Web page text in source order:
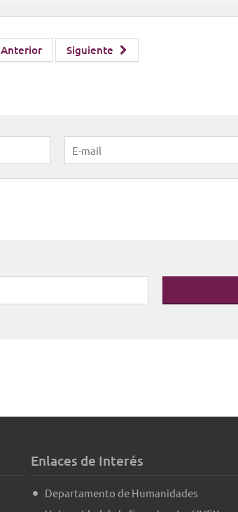
Anterior Siguiente
Enlaces de Interés
Departamento de Humanidades